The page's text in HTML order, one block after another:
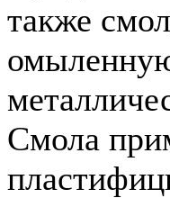
также
Смола